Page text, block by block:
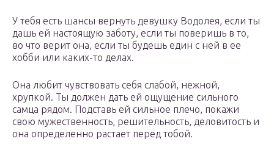
У тебя есть шансы вернуть девушку Водолея, если ты
дашь ей настоящую заботу, если ты поверишь в то,
во что верит она, если ты будешь един с ней в ее
хобби или каких-то делах.
Она любит чувствовать себя слабой, нежной,
хрупкой. Ты должен дать ей ощущение сильного
самца рядом. Подставь ей сильное плечо, покажи
свою мужественность, решительность, деловитость и
она определенно растает перед тобой.